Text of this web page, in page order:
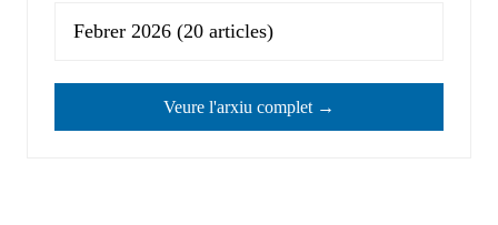
Febrer 2026 (20 articles)
Veure l'arxiu complet →